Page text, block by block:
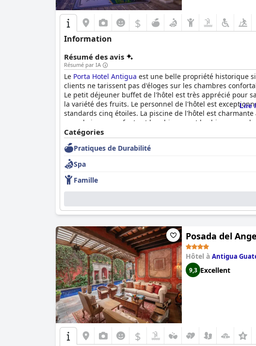
$
Information
Résumé des avis
Résumé par IA
Le Porta Hotel Antigua est une belle propriété historique
clients ne tarissent pas d'éloges sur les chambres
Le petit déjeuner buffet de l'hôtel est très apprécié pour
la variété des fruits. Le personnel de l'hôtel est
standards cinq étoiles. La piscine de l'hôtel est
avec de jeunes enfants et les chiens sont les bienvenus
et un sauna et un hammam adjacents. Dans l'ensemble,
Guatemala.
Lire
Catégories
Pratiques de Durabilité
Spa
Famille
Posada del
Hôtel à Antigua
9,3 Excellent
$